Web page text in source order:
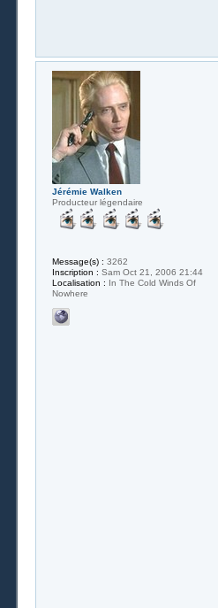
Jérémie Walken
Producteur légendaire
Message(s) : 3262
Inscription : Sam Oct 21, 2006 21:44
Localisation : In The Cold Winds Of
Nowhere